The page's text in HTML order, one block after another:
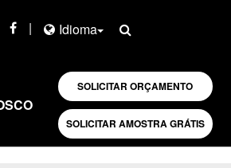
| Idioma
SOLICITAR ORÇAMENTO
SOLICITAR AMOSTRA GRÁTIS